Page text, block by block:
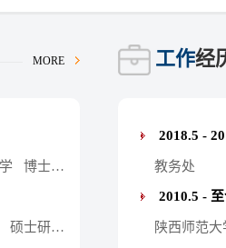
MORE
中山大学地理科学与规划学院 人文地理学 博士研究生
南京师范大学地理科学学院 人文地理学 硕士研究生
工作经
2018.5 -
教务处
2010.5 -
陕西师范